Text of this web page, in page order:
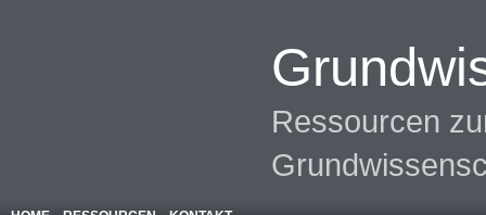
Ressourcen